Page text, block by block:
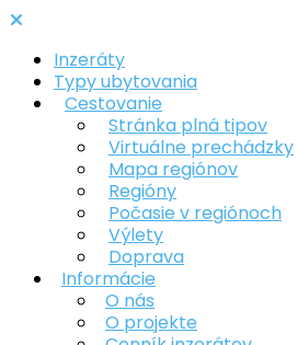
Inzeráty
Typy ubytovania
Cestovanie
Stránka plná tipov
Virtuálne prechádzky
Mapa regiónov
Regióny
Počasie v regiónoch
Výlety
Doprava
Informácie
O nás
O projekte